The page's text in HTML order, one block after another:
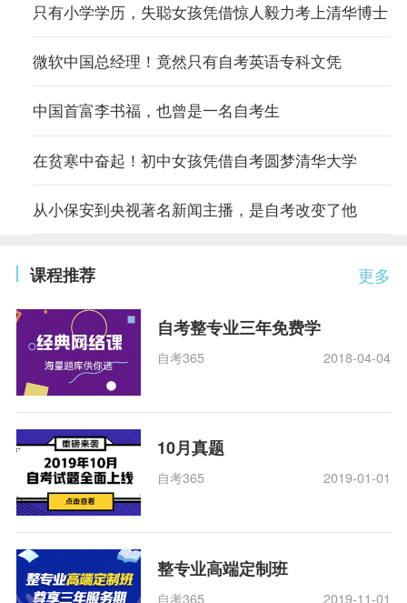
只有小学学历，失聪女孩凭借惊人毅力考上清华博士
微软中国总经理！竟然只有自考英语专科文凭
中国首富李书福，也曾是一名自考生
在贫寒中奋起！初中女孩凭借自考圆梦清华大学
从小保安到央视著名新闻主播，是自考改变了他
更多
课程推荐
自考整专业三年免费学
自考365 2018-04-04
10月真题
自考365 2019-01-01
整专业高端定制班
自考365 2019-11-01